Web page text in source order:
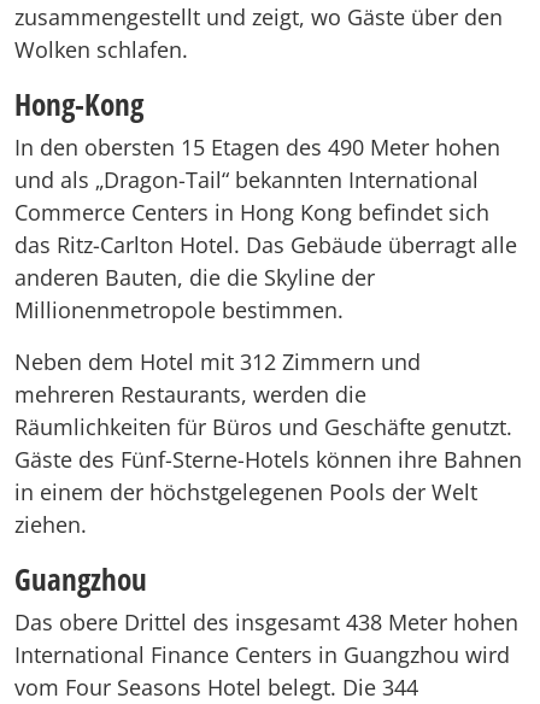
zusammengestellt und zeigt, wo Gäste über den
Wolken schlafen.
Hong-Kong
In den obersten 15 Etagen des 490 Meter hohen
und als „Dragon-Tail“ bekannten International
Commerce Centers in Hong Kong befindet sich
das Ritz-Carlton Hotel. Das Gebäude überragt alle
anderen Bauten, die die Skyline der
Millionenmetropole bestimmen.
Neben dem Hotel mit 312 Zimmern und
mehreren Restaurants, werden die
Räumlichkeiten für Büros und Geschäfte genutzt.
Gäste des Fünf-Sterne-Hotels können ihre Bahnen
in einem der höchstgelegenen Pools der Welt
ziehen.
Guangzhou
Das obere Drittel des insgesamt 438 Meter hohen
International Finance Centers in Guangzhou wird
vom Four Seasons Hotel belegt. Die 344